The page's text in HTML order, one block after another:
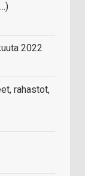
2022
rahastot,